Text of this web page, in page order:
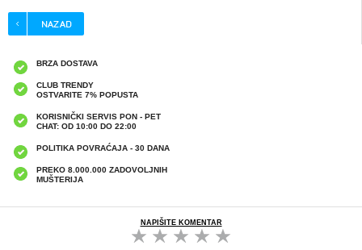
BRZA DOSTAVA
CLUB TRENDY
OSTVARITE 7% POPUSTA
KORISNIČKI SERVIS PON - PET
CHAT: OD 10:00 DO 22:00
POLITIKA POVRAĆAJA - 30 DANA
PREKO 8.000.000 ZADOVOLJNIH
MUŠTERIJA
NAPIŠITE KOMENTAR